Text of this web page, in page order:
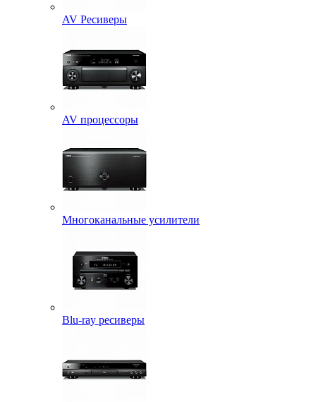
AV Ресиверы
AV процессоры
Многоканальные усилители
Blu-ray ресиверы